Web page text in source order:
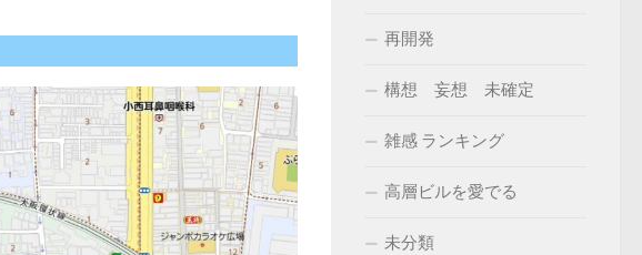
再開発
構想 妄想 未確定
雑感 ランキング
高層ビルを愛でる
未分類